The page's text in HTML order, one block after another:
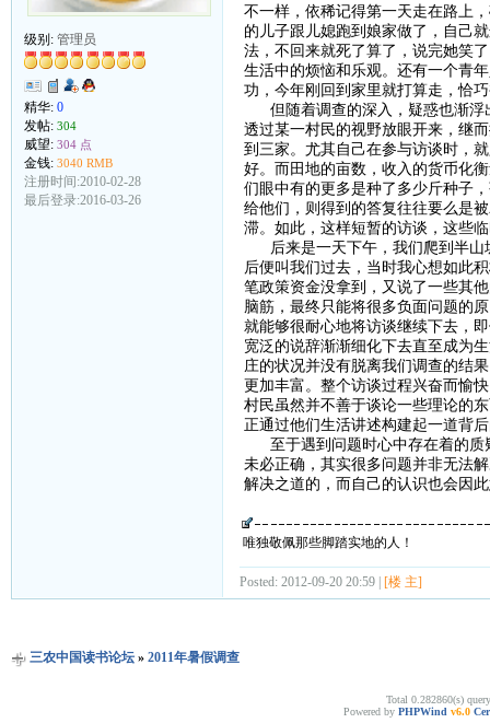
级别: 管理员
精华: 0
发帖: 304
威望: 304 点
金钱: 3040 RMB
注册时间:2010-02-28
最后登录:2016-03-26
不一样，依稀记得第一天走在路上
的儿子跟儿媳跑到娘家做了，自己
法，不回来就死了算了，说完她笑
生活中的烦恼和乐观。还有一个青
功，今年刚回到家里就打算走，恰
但随着调查的深入，疑惑也渐浮
透过某一村民的视野放眼开来，继
到三家。尤其自己在参与访谈时，
好。而田地的亩数，收入的货币化
们眼中有的更多是种了多少斤种子
给他们，则得到的答复往往要么是
滞。如此，这样短暂的访谈，这些
后来是一天下午，我们爬到半山
后便叫我们过去，当时我心想如此
笔政策资金没拿到，又说了一些其
脑筋，最终只能将很多负面问题的
就能够很耐心地将访谈继续下去，
宽泛的说辞渐渐细化下去直至成为
庄的状况并没有脱离我们调查的结
更加丰富。整个访谈过程兴奋而愉
村民虽然并不善于谈论一些理论的
正通过他们生活讲述构建起一道背
至于遇到问题时心中存在着的质
未必正确，其实很多问题并非无法
解决之道的，而自己的认识也会因
唯独敬佩那些脚踏实地的人！
Posted: 2012-09-20 20:59 | [楼 主]
三农中国读书论坛» 2011年暑假调查
Total 0.282860(s)
Powered by PHPWind v6.0